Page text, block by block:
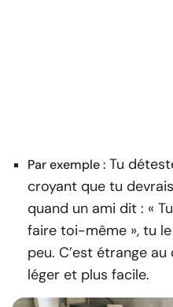
Par exemple : Tu
croyant que tu
quand un ami dit : «
faire toi-même », tu
peu. C’est étrange
léger et plus facile.